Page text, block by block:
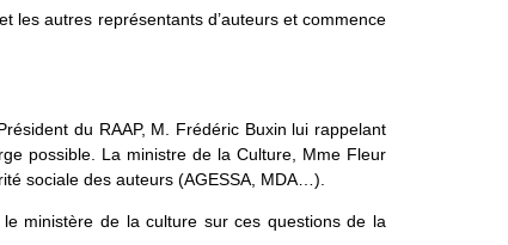
les autres représentants d’auteurs et commence
du RAAP, M. Frédéric Buxin lui rappelant
possible. La ministre de la Culture, Mme Fleur
sociale des auteurs (AGESSA, MDA…).
ministère de la culture sur ces questions de la